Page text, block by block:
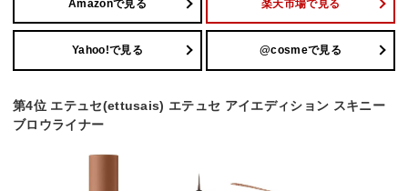
Amazonで見る 楽天市場で見る
Yahoo!で見る @cosmeで見る
第4位 エテュセ(ettusais) エテュセ アイエディション スキニー
ブロウライナー